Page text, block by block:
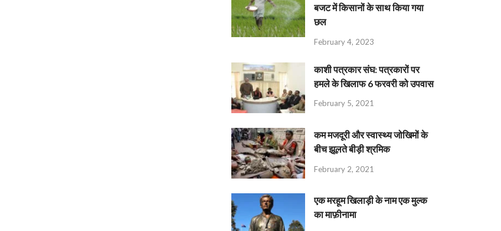
बजट में किसानों के साथ किया गया
छल
February 4, 2023
काशी पत्रकार संघ: पत्रकारों पर
हमले के खिलाफ 6 फरवरी को उपवास
February 5, 2021
कम मजदूरी और स्वास्थ्य जोखिमों के
बीच झूलते बीड़ी श्रमिक
February 2, 2021
एक मरहूम खिलाड़ी के नाम एक मुल्क
का माफ़ीनामा